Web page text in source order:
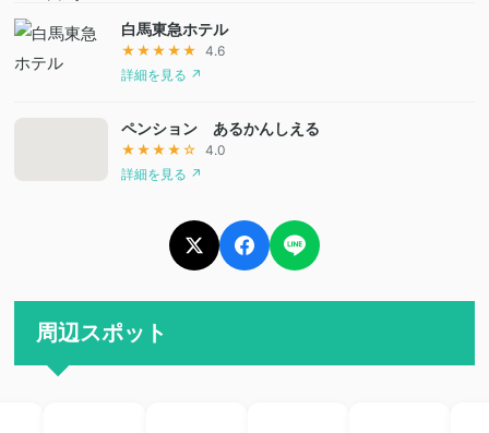
白馬東急ホテル
★★★★★
4.6
詳細を見る ↗
ペンション あるかんしえる
★★★★☆
4.0
詳細を見る ↗
周辺スポット